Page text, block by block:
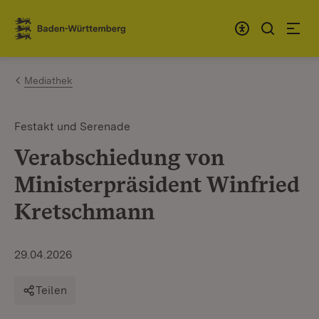
Zum Inhalt springen
Link zur Startseite
Mediathek
Festakt und Serenade
Verabschiedung von
Ministerpräsident Winfried
Kretschmann
29.04.2026
Teilen